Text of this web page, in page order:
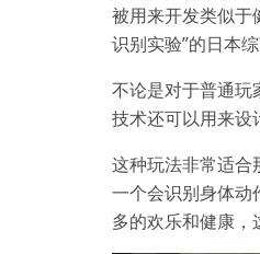
被用来开发类似于
识别实验”的日本
不论是对于普通玩
技术还可以用来设
这种玩法非常适合
一个会识别身体动
多的欢乐和健康，